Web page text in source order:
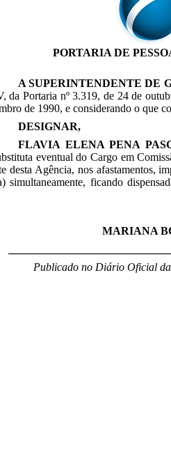
PORTARIA DE
A SUPERINTENDENTE DE
da Portaria nº 3.319, de 24 de
de 1990, e considerando o que
DESIGNAR,
FLAVIA ELENA PENA
eventual do Cargo em
desta Agência, nos afastamentos,
simultaneamente, ficando
MARIANA
Publicado no Diário Oficial